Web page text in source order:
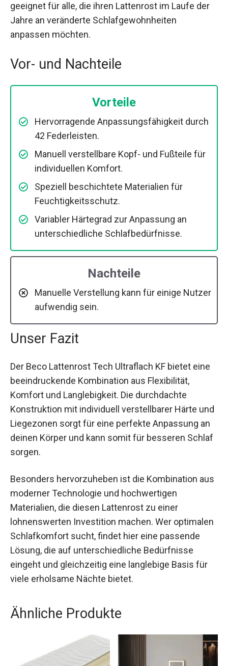
geeignet für alle, die ihren Lattenrost im Laufe der
Jahre an veränderte Schlafgewohnheiten
anpassen möchten.
Vor- und Nachteile
Vorteile
Hervorragende Anpassungsfähigkeit durch
42 Federleisten.
Manuell verstellbare Kopf- und Fußteile für
individuellen Komfort.
Speziell beschichtete Materialien für
Feuchtigkeitsschutz.
Variabler Härtegrad zur Anpassung an
unterschiedliche Schlafbedürfnisse.
Nachteile
Manuelle Verstellung kann für einige Nutzer
aufwendig sein.
Unser Fazit
Der Beco Lattenrost Tech Ultraflach KF bietet eine
beeindruckende Kombination aus Flexibilität,
Komfort und Langlebigkeit. Die durchdachte
Konstruktion mit individuell verstellbarer Härte und
Liegezonen sorgt für eine perfekte Anpassung an
deinen Körper und kann somit für besseren Schlaf
sorgen.
Besonders hervorzuheben ist die Kombination aus
moderner Technologie und hochwertigen
Materialien, die diesen Lattenrost zu einer
lohnenswerten Investition machen. Wer optimalen
Schlafkomfort sucht, findet hier eine passende
Lösung, die auf unterschiedliche Bedürfnisse
eingeht und gleichzeitig eine langlebige Basis für
viele erholsame Nächte bietet.
Ähnliche Produkte